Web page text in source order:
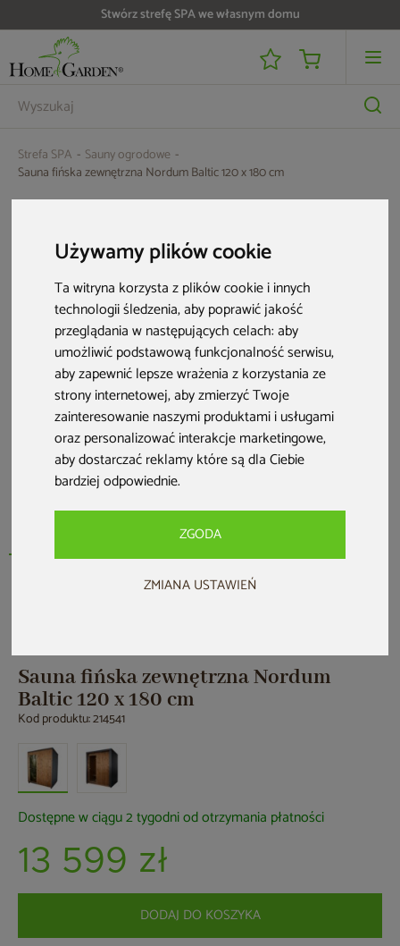
Używamy plików cookie
Ta witryna korzysta z plików cookie i innych
technologii śledzenia, aby poprawić jakość
przeglądania w następujących celach:aby
umożliwić podstawową funkcjonalność serwisu,
aby zapewnić lepsze wrażenia z korzystania ze
strony internetowej,aby zmierzyć Twoje
zainteresowanie naszymi produktami i usługami
oraz personalizować interakcje marketingowe,
aby dostarczać reklamy które są dla Ciebie
bardziej odpowiednie.
ZGODA
ZMIANA USTAWIEŃ
Stwórz strefę SPA we własnym domu
Do 25 000 zł zwrotu na kartę i raty RRSO 0%
Strefa SPA
Sauny ogrodowe
Sauna fińska zewnętrzna Nordum Baltic 120 x 180 cm
Sauna fińska zewnętrzna Nordum
Baltic 120 x 180 cm
Kod produktu: 214541
Dostępne w ciągu 2 tygodni od otrzymania płatności
13 599 zł
DODAJ DO KOSZYKA